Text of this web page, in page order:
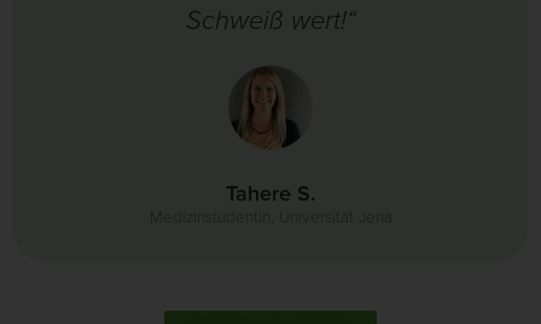
Schweiß wert!“
Tahere S.